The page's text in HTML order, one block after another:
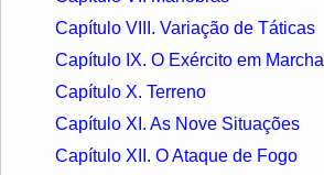
Capítulo VIII. Variação de Táticas
Capítulo IX. O Exército em Marcha
Capítulo X. Terreno
Capítulo XI. As Nove Situações
Capítulo XII. O Ataque de Fogo